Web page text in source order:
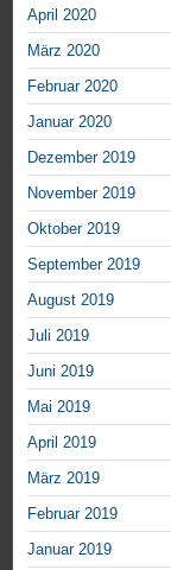
April 2020
März 2020
Februar 2020
Januar 2020
Dezember 2019
November 2019
Oktober 2019
September 2019
August 2019
Juli 2019
Juni 2019
Mai 2019
April 2019
März 2019
Februar 2019
Januar 2019